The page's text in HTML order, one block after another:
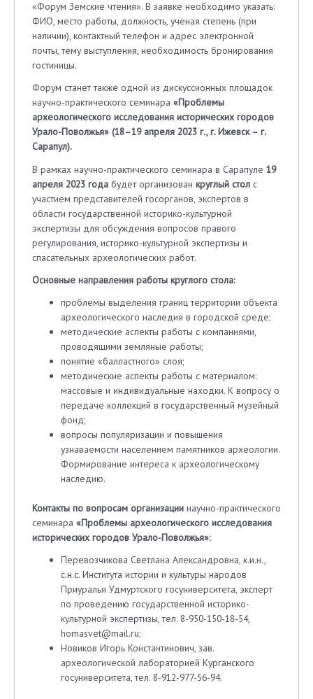
«Форум Земские чтения». В заявке необходимо указать:
ФИО, место работы, должность, ученая степень (при
наличии), контактный телефон и адрес электронной
почты, тему выступления, необходимость бронирования
гостиницы.
Форум станет также одной из дискуссионных площадок
научно-практического семинара «Проблемы
археологического исследования исторических городов
Урало-Поволжья» (18–19 апреля 2023 г., г. Ижевск – г.
Сарапул).
В рамках научно-практического семинара в Сарапуле 19
апреля 2023 года будет организован круглый стол с
участием представителей госорганов, экспертов в
области государственной историко-культурной
экспертизы для обсуждения вопросов правого
регулирования, историко-культурной экспертизы и
спасательных археологических работ.
Основные направления работы круглого стола:
проблемы выделения границ территории объекта
археологического наследия в городской среде;
методические аспекты работы с компаниями,
проводящими земляные работы;
понятие «балластного» слоя;
методические аспекты работы с материалом:
массовые и индивидуальные находки. К вопросу о
передаче коллекций в государственный музейный
фонд;
вопросы популяризации и повышения
узнаваемости населением памятников археологии.
Формирование интереса к археологическому
наследию.
Контакты по вопросам организации научно-практического
семинара «Проблемы археологического исследования
исторических городов Урало-Поволжья»:
Перевозчикова Светлана Александровна, к.и.н.,
с.н.с. Института истории и культуры народов
Приуралья Удмуртского госуниверситета, эксперт
по проведению государственной историко-
культурной экспертизы, тел. 8-950-150-18-54,
homasvet@mail.ru;
Новиков Игорь Константинович, зав.
археологической лабораторией Курганского
госуниверситета, тел. 8-912-977-56-94.